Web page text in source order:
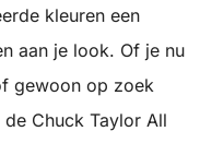
kleuren een
aan je look. Of je nu
gewoon op zoek
Chuck Taylor All